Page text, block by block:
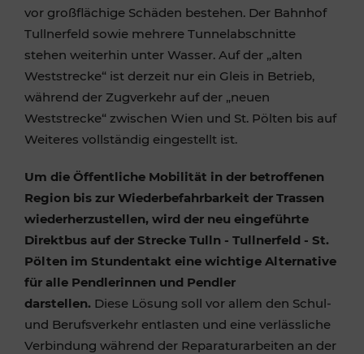
vor großflächige Schäden bestehen. Der Bahnhof
Tullnerfeld sowie mehrere Tunnelabschnitte
stehen weiterhin unter Wasser. Auf der „alten
Weststrecke“ ist derzeit nur ein Gleis in Betrieb,
während der Zugverkehr auf der „neuen
Weststrecke“ zwischen Wien und St. Pölten bis auf
Weiteres vollständig eingestellt ist.
Um die Öffentliche Mobilität in der betroffenen
Region bis zur Wiederbefahrbarkeit der Trassen
wiederherzustellen, wird der neu eingeführte
Direktbus auf der Strecke Tulln - Tullnerfeld - St.
Pölten im Stundentakt eine wichtige Alternative
für alle Pendlerinnen und Pendler
darstellen. Diese Lösung soll vor allem den Schul-
und Berufsverkehr entlasten und eine verlässliche
Verbindung während der Reparaturarbeiten an der